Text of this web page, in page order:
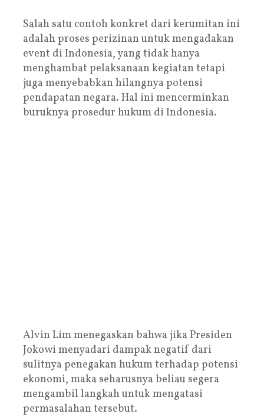
Salah satu contoh konkret dari kerumitan ini
adalah proses perizinan untuk mengadakan
event di Indonesia, yang tidak hanya
menghambat pelaksanaan kegiatan tetapi
juga menyebabkan hilangnya potensi
pendapatan negara. Hal ini mencerminkan
buruknya prosedur hukum di Indonesia.
Alvin Lim menegaskan bahwa jika Presiden
Jokowi menyadari dampak negatif dari
sulitnya penegakan hukum terhadap potensi
ekonomi, maka seharusnya beliau segera
mengambil langkah untuk mengatasi
permasalahan tersebut.